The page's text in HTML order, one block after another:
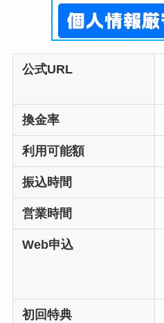
公式URL
換金率
利用可能額
振込時間
営業時間
Web申込
初回特典